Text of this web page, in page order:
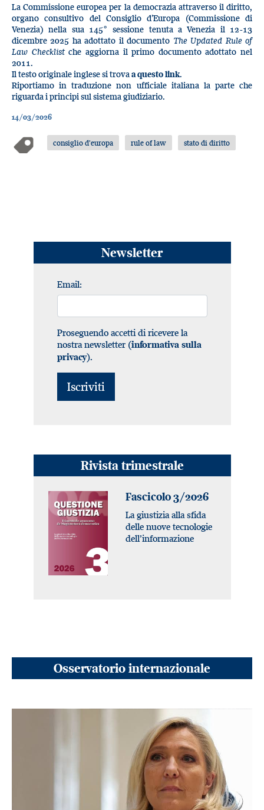
La Commissione europea per la democrazia attraverso il diritto,
organo consultivo del Consiglio d’Europa (Commissione di
Venezia) nella sua 145° sessione tenuta a Venezia il 12-13
dicembre 2025 ha adottato il documento The Updated Rule of
Law Checklistche aggiorna il primo documento adottato nel
2011.
Il testo originale inglese si trova a questo link.
Riportiamo in traduzione non ufficiale italiana la parte che
riguarda i principi sul sistema giudiziario.
14/03/2026
consiglio d'europa rule of law stato di diritto
Newsletter
Email:
Proseguendo accetti di ricevere la
nostra newsletter (informativa sulla
privacy).
Rivista trimestrale
Fascicolo 3/2026
La giustizia alla sfida
delle nuove tecnologie
dell’informazione
Osservatorio internazionale